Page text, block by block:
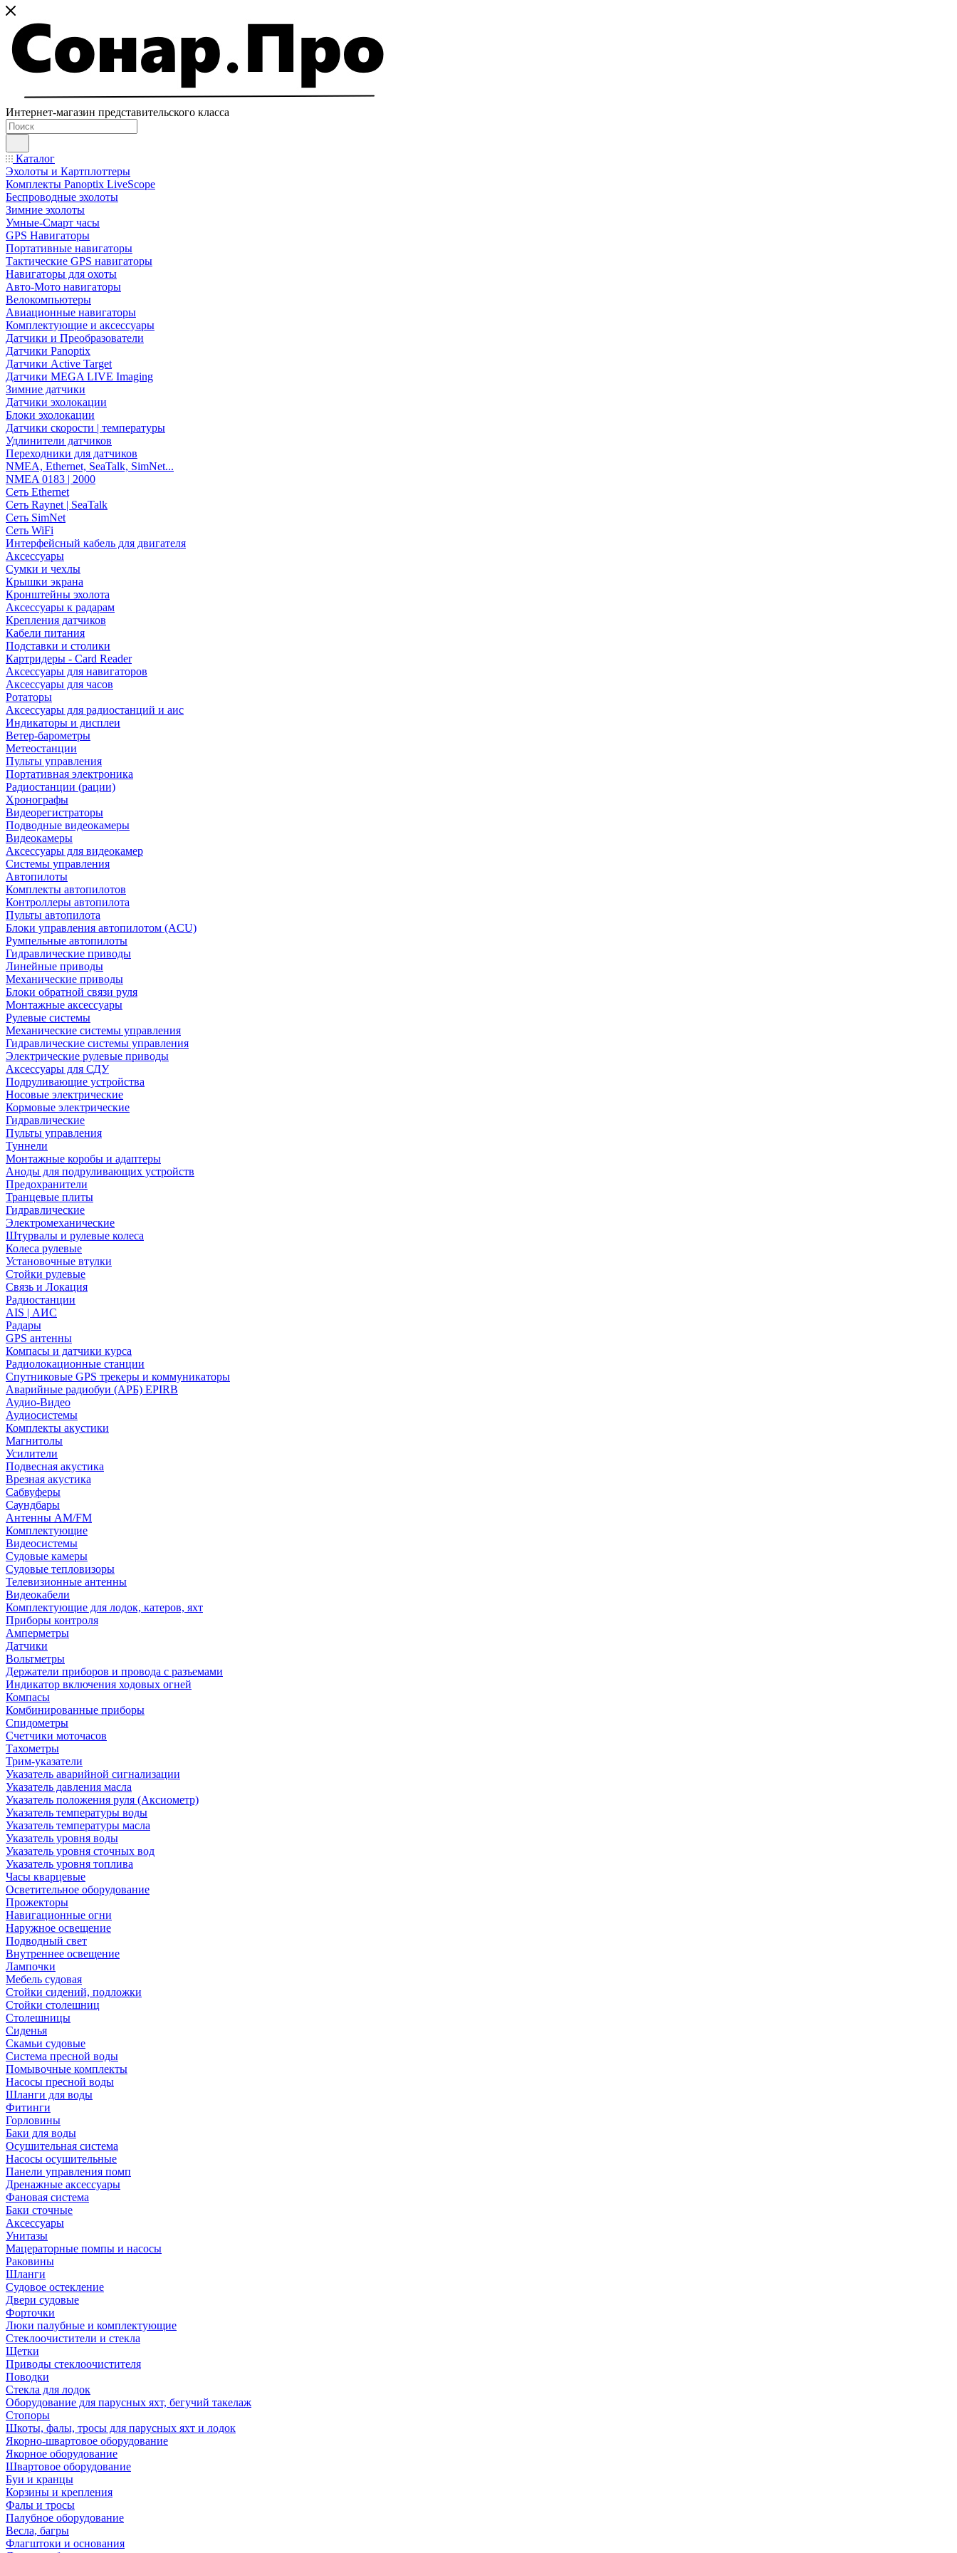
Интернет-магазин представительского класса
Каталог
Эхолоты и Картплоттеры
Комплекты Panoptix LiveScope
Беспроводные эхолоты
Зимние эхолоты
Умные-Смарт часы
GPS Навигаторы
Портативные навигаторы
Тактические GPS навигаторы
Навигаторы для охоты
Авто-Мото навигаторы
Велокомпьютеры
Авиационные навигаторы
Комплектующие и аксессуары
Датчики и Преобразователи
Датчики Panoptix
Датчики Active Target
Датчики MEGA LIVE Imaging
Зимние датчики
Датчики эхолокации
Блоки эхолокации
Датчики скорости | температуры
Удлинители датчиков
Переходники для датчиков
NMEA, Ethernet, SeaTalk, SimNet...
NMEA 0183 | 2000
Сеть Ethernet
Сеть Raynet | SeaTalk
Сеть SimNet
Сеть WiFi
Интерфейсный кабель для двигателя
Аксессуары
Сумки и чехлы
Крышки экрана
Кронштейны эхолота
Аксессуары к радарам
Крепления датчиков
Кабели питания
Подставки и столики
Картридеры - Card Reader
Аксессуары для навигаторов
Аксессуары для часов
Ротаторы
Аксессуары для радиостанций и аис
Индикаторы и дисплеи
Ветер-барометры
Метеостанции
Пульты управления
Портативная электроника
Радиостанции (рации)
Хронографы
Видеорегистраторы
Подводные видеокамеры
Видеокамеры
Аксессуары для видеокамер
Системы управления
Автопилоты
Комплекты автопилотов
Контроллеры автопилота
Пульты автопилота
Блоки управления автопилотом (ACU)
Румпельные автопилоты
Гидравлические приводы
Линейные приводы
Механические приводы
Блоки обратной связи руля
Монтажные аксессуары
Рулевые системы
Механические системы управления
Гидравлические системы управления
Электрические рулевые приводы
Аксессуары для СДУ
Подруливающие устройства
Носовые электрические
Кормовые электрические
Гидравлические
Пульты управления
Туннели
Монтажные коробы и адаптеры
Аноды для подруливающих устройств
Предохранители
Транцевые плиты
Гидравлические
Электромеханические
Штурвалы и рулевые колеса
Колеса рулевые
Установочные втулки
Стойки рулевые
Связь и Локация
Радиостанции
AIS | АИС
Радары
GPS антенны
Компасы и датчики курса
Радиолокационные станции
Спутниковые GPS трекеры и коммуникаторы
Аварийные радиобуи (АРБ) EPIRB
Аудио-Видео
Аудиосистемы
Комплекты акустики
Магнитолы
Усилители
Подвесная акустика
Врезная акустика
Сабвуферы
Саундбары
Антенны AM/FM
Комплектующие
Видеосистемы
Судовые камеры
Cудовые тепловизоры
Телевизионные антенны
Видеокабели
Комплектующие для лодок, катеров, яхт
Приборы контроля
Амперметры
Датчики
Вольтметры
Держатели приборов и провода с разъемами
Индикатор включения ходовых огней
Компасы
Комбинированные приборы
Спидометры
Счетчики моточасов
Тахометры
Трим-указатели
Указатель аварийной сигнализации
Указатель давления масла
Указатель положения руля (Аксиометр)
Указатель температуры воды
Указатель температуры масла
Указатель уровня воды
Указатель уровня сточных вод
Указатель уровня топлива
Часы кварцевые
Осветительное оборудование
Прожекторы
Навигационные огни
Наружное освещение
Подводный свет
Внутреннее освещение
Лампочки
Мебель судовая
Стойки сидений, подложки
Стойки столешниц
Столешницы
Сиденья
Скамьи судовые
Система пресной воды
Помывочные комплекты
Насосы пресной воды
Шланги для воды
Фитинги
Горловины
Баки для воды
Осушительная система
Насосы осушительные
Панели управления помп
Дренажные аксессуары
Фановая система
Баки сточные
Аксессуары
Унитазы
Мацераторные помпы и насосы
Раковины
Шланги
Судовое остекление
Двери судовые
Форточки
Люки палубные и комплектующие
Стеклоочистители и стекла
Щетки
Приводы стеклоочистителя
Поводки
Стекла для лодок
Оборудование для парусных яхт, бегучий такелаж
Стопоры
Шкоты, фалы, тросы для парусных яхт и лодок
Якорно-швартовое оборудование
Якорное оборудование
Швартовое оборудование
Буи и кранцы
Корзины и крепления
Фалы и тросы
Палубное оборудование
Весла, багры
Флагштоки и основания